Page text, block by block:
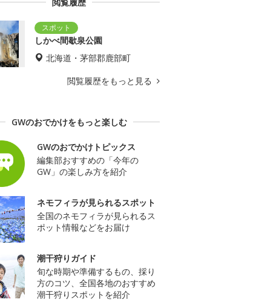
しかべ間歇泉公園
北海道・茅部郡鹿部町
閲覧履歴をもっと見る
GWのおでかけをもっと楽しむ
GWのおでかけトピックス
編集部おすすめの「今年の
GW」の楽しみ方を紹介
ネモフィラが見られるスポット
全国のネモフィラが見られるス
ポット情報などをお届け
潮干狩りガイド
旬な時期や準備するもの、採り
方のコツ、全国各地のおすすめ
潮干狩りスポットを紹介